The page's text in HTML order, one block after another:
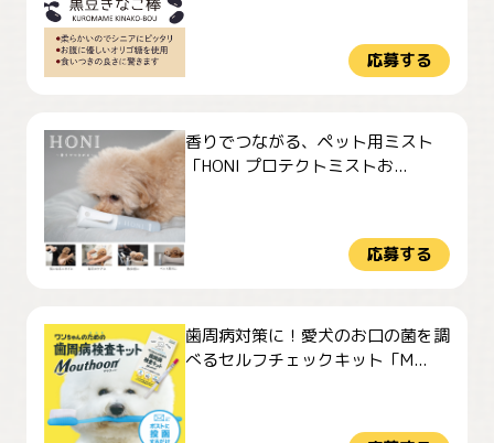
応募する
香りでつながる、ペット用ミスト
「HONI プロテクトミストお...
応募する
歯周病対策に！愛犬のお口の菌を調
べるセルフチェックキット「M...